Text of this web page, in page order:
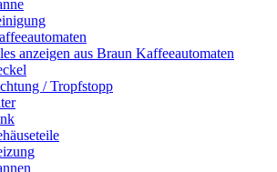
anzeigen aus Braun Kaffeeautomaten
/ Tropfstopp